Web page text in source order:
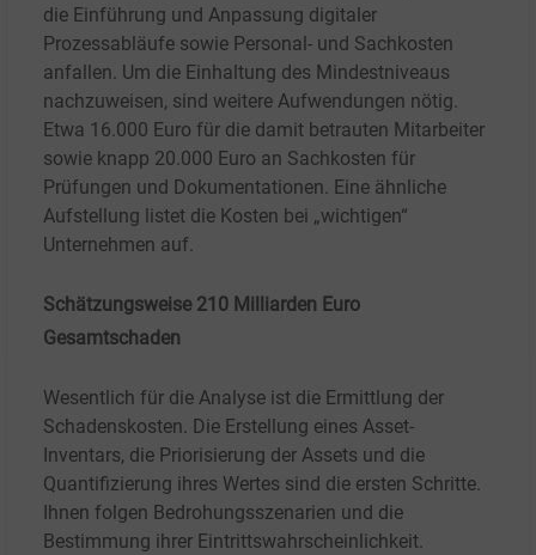
die Einführung und Anpassung digitaler
Prozessabläufe sowie Personal- und Sachkosten
anfallen. Um die Einhaltung des Mindestniveaus
nachzuweisen, sind weitere Aufwendungen nötig.
Etwa 16.000 Euro für die damit betrauten Mitarbeiter
sowie knapp 20.000 Euro an Sachkosten für
Prüfungen und Dokumentationen. Eine ähnliche
Aufstellung listet die Kosten bei „wichtigen“
Unternehmen auf.
Schätzungsweise 210 Milliarden Euro
Gesamtschaden
Wesentlich für die Analyse ist die Ermittlung der
Schadenskosten. Die Erstellung eines Asset-
Inventars, die Priorisierung der Assets und die
Quantifizierung ihres Wertes sind die ersten Schritte.
Ihnen folgen Bedrohungsszenarien und die
Bestimmung ihrer Eintrittswahrscheinlichkeit.